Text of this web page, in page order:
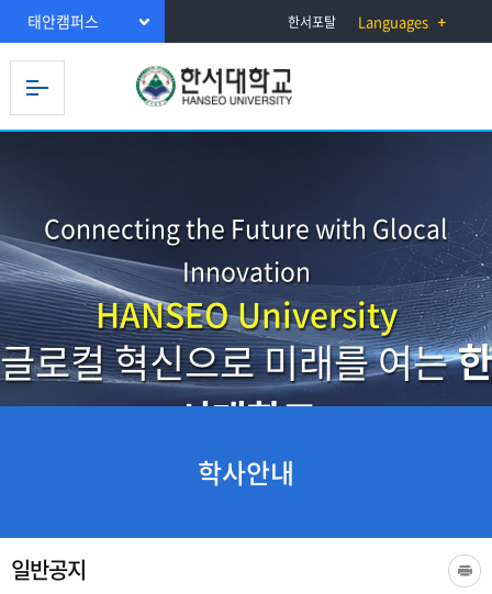
태안캠퍼스 한서포탈 Languages
Connecting the Future with Glocal
Innovation
HANSEO University
글로컬 혁신으로 미래를 여는한
서대학교
학사안내
일반공지